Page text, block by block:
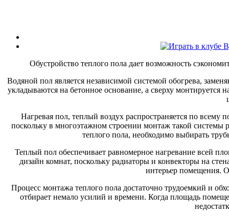
Обустройство теплого пола дает возможность
Водяной пол является независимой системой обогрева,
укладываются на бетонное основание, а сверху монтируется
Нагревая пол, теплый воздух распространяется по
поскольку в многоэтажном строении монтаж такой системы
теплого пола, необходимо выбирать
Теплый пол обеспечивает равномерное нагревание всей
дизайн комнат, поскольку радиаторы и конвекторы на
интерьер помещения.
Процесс монтажа теплого пола достаточно трудоемкий и
отбирает немало усилий и времени. Когда площадь